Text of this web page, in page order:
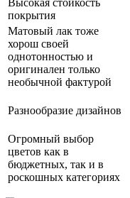
Высокая стойкость
покрытия
Матовый лак тоже
хорош своей
однотонностью и
оригинален только
необычной фактурой
Разнообразие дизайнов
Огромный выбор
цветов как в
бюджетных, так и в
роскошных категориях